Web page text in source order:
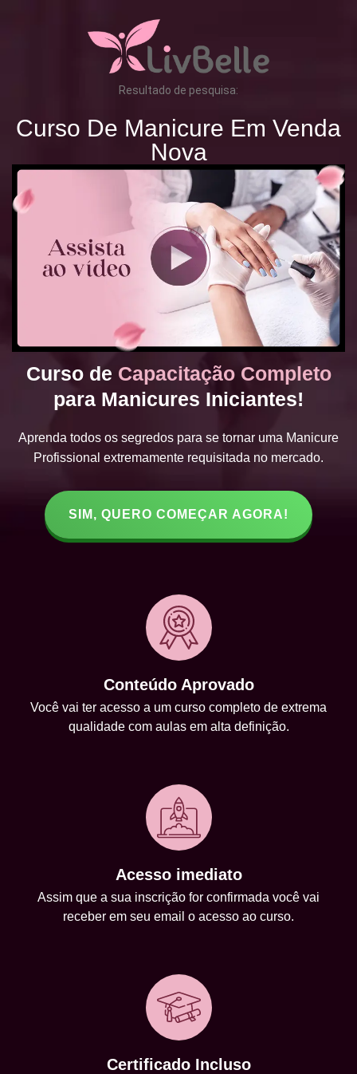
Resultado de pesquisa:
Curso De Manicure Em Venda
Nova
Curso de Capacitação Completo
para Manicures Iniciantes!
Aprenda todos os segredos para se tornar uma Manicure
Profissional extremamente requisitada no mercado.
SIM, QUERO COMEÇAR AGORA!
Conteúdo Aprovado
Você vai ter acesso a um curso completo de extrema
qualidade com aulas em alta definição.
Acesso imediato
Assim que a sua inscrição for confirmada você vai
receber em seu email o acesso ao curso.
Certificado Incluso